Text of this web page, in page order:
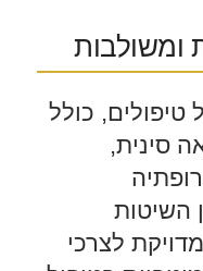
ומשולבות
טיפולים, כולל
סינית,
השיטות
לצרכי